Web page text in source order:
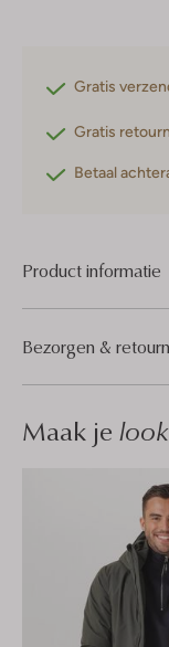
Gratis
Gratis
Betaal
Product informatie
Bezorgen &
Maak je